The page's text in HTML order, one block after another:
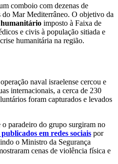
comboio com dezenas de
do Mar Mediterrâneo. O objetivo da
imposto à Faixa de
e civis à população sitiada e
humanitária na região.
naval israelense cercou e
internacionais, a cerca de 230
foram capturados e levados
paradeiro do grupo surgiram no
publicados em redes sociais por
o Ministro da Segurança
cenas de violência física e